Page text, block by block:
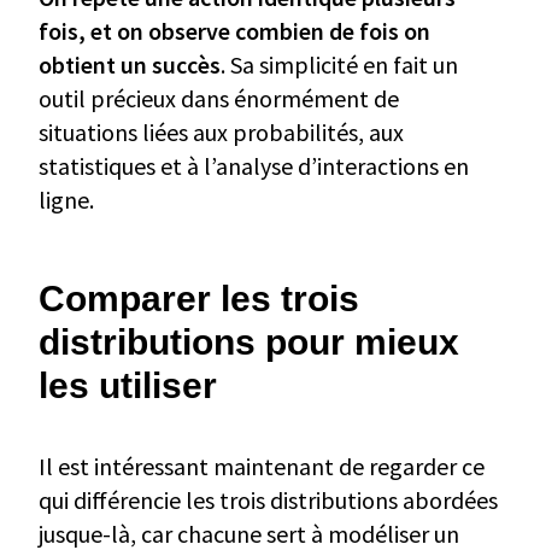
fois, et on observe combien de fois on
obtient un succès. Sa simplicité en fait un
outil précieux dans énormément de
situations liées aux probabilités, aux
statistiques et à l’analyse d’interactions en
ligne.
Comparer les trois
distributions pour mieux
les utiliser
Il est intéressant maintenant de regarder ce
qui différencie les trois distributions abordées
jusque-là, car chacune sert à modéliser un